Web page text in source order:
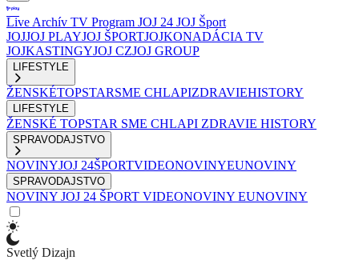
Live Archív TV Program JOJ 24 JOJ Šport
JOJJOJ PLAYJOJ ŠPORTJOJKONADÁCIA TV
JOJKASTINGYJOJ CZJOJ GROUP
LIFESTYLE
ŽENSKÉTOPSTARSME CHLAPIZDRAVIEHISTORY
LIFESTYLE
ŽENSKÉ TOPSTAR SME CHLAPI ZDRAVIE HISTORY
SPRAVODAJSTVO
NOVINYJOJ 24ŠPORTVIDEONOVINYEUNOVINY
SPRAVODAJSTVO
NOVINY JOJ 24 ŠPORT VIDEONOVINY EUNOVINY
Svetlý Dizajn